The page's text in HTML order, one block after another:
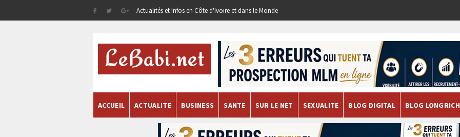
Actualités et Infos en Côte d'Ivoire et dans le Monde
ACCUEIL ACTUALITE BUSINESS SANTE SUR LE NET SEXUALITE BLOG DIGITAL BLOG LONGRICH